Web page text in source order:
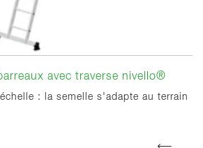
avec traverse nivello®
: la semelle s'adapte au terrain